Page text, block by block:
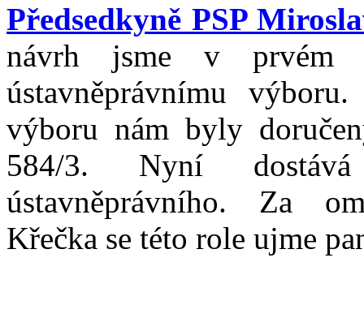
Předsedkyně PSP
návrh jsme v prvém
ústavněprávnímu
výboru nám byly
584/3. Nyní
ústavněprávního. Za
Křečka se této role ujme